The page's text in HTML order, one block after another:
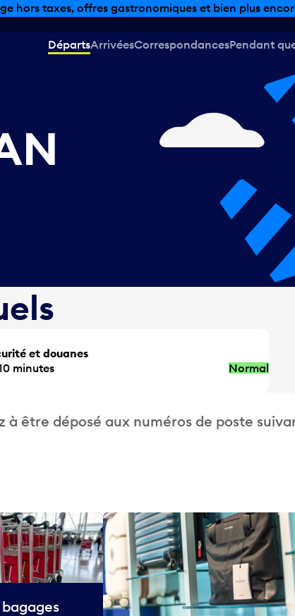
hors taxes, offres gastronomiques et bien plus
DépartsArrivéesCorrespondancesPendant
et douanes
minutes
Normal
à être déposé aux numéros de poste